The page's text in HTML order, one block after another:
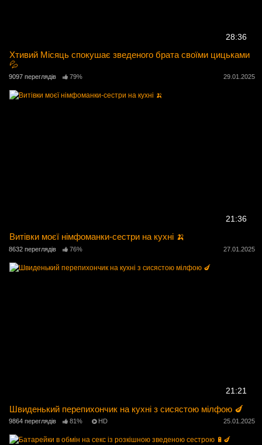
28:36
Хтивий Місяць спокушає зведеного брата своїми цицьками
💦
9097 переглядів 79% 29.01.2025
21:36
Витівки моєї німфоманки-сестри на кухні 🍌
8632 переглядів 76% 27.01.2025
21:21
Швиденький перепихончик на кухні з сисястою мілфою 🍆
9864 переглядів 81% HD 25.01.2025